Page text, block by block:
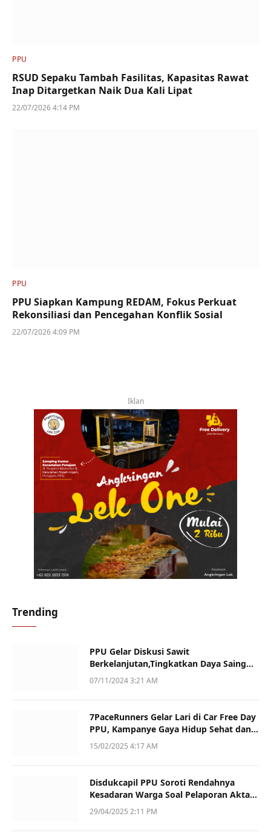
PPU
RSUD Sepaku Tambah Fasilitas, Kapasitas Rawat
Inap Ditargetkan Naik Dua Kali Lipat
22/07/2026 4:14 PM
PPU
PPU Siapkan Kampung REDAM, Fokus Perkuat
Rekonsiliasi dan Pencegahan Konflik Sosial
22/07/2026 4:09 PM
Iklan
Trending
PPU Gelar Diskusi Sawit
Berkelanjutan,Tingkatkan Daya Saing
dan Kualitas
07/11/2024 3:21 AM
7PaceRunners Gelar Lari di Car Free Day
PPU, Kampanye Gaya Hidup Sehat dan
Dukung UMKM
15/02/2025 4:17 AM
Disdukcapil PPU Soroti Rendahnya
Kesadaran Warga Soal Pelaporan Akta
Kematian
29/04/2025 2:11 PM